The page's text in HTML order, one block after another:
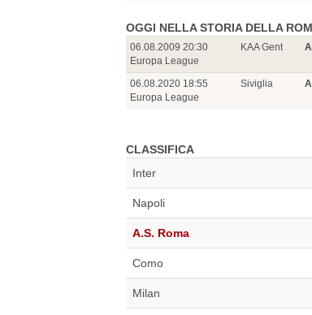
OGGI NELLA STORIA DELLA
06.08.2009 20:30
Europa League
KAA Gent
06.08.2020 18:55
Europa League
Siviglia
CLASSIFICA
Inter
Napoli
A.S. Roma
Como
Milan